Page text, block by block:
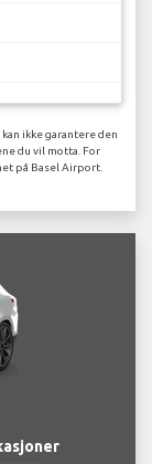
ikke garantere den
du vil motta. For
på Basel Airport.